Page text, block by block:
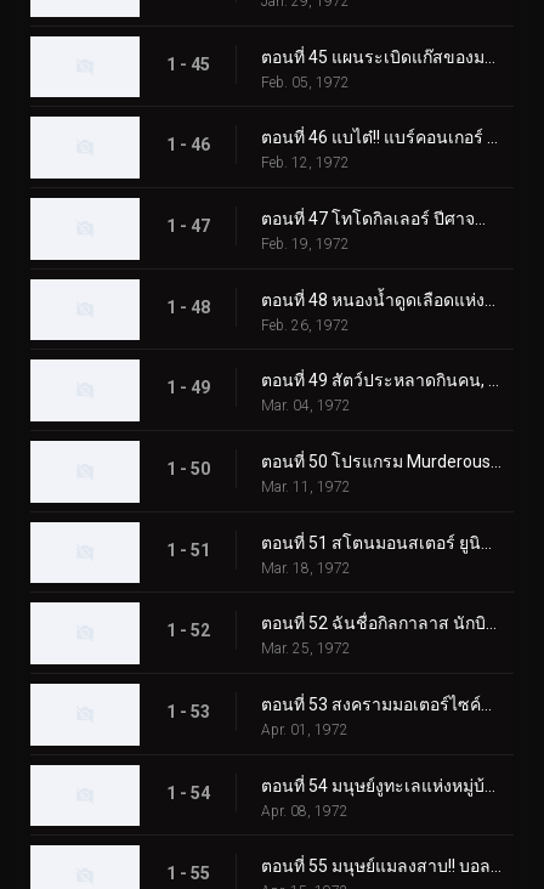
1 - 45
Feb. 05, 1972
1 - 46 ตอนที่ 46 แบไต๋!! แบร์คอนเกอร์ สัตว์ประหลาดแห่งภูเขาหิมะ
Feb. 12, 1972
1 - 47
Feb. 19, 1972
1 - 48
Feb. 26, 1972
1 - 49 ตอนที่ 49 สัตว์ประหลาดกินคน, อิโซจินแช็ค
Mar. 04, 1972
1 - 50
Mar. 11, 1972
1 - 51
Mar. 18, 1972
1 - 52 ตอนที่ 52 ฉันชื่อกิลกาลาส นักบินอวกาศลึกลับ
Mar. 25, 1972
1 - 53
Apr. 01, 1972
1 - 54
Apr. 08, 1972
1 - 55 ตอนที่ 55 มนุษย์แมลงสาบ!! บอลลูนโฆษณาแบคทีเรียที่น่าสะพรึงกลัว